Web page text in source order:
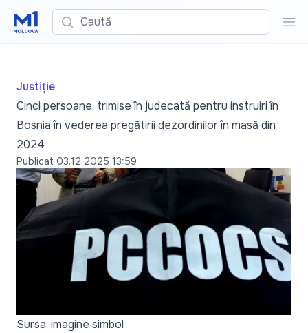
Caută
Justiție
Cinci persoane, trimise în judecată pentru instruiri în
Bosnia în vederea pregătirii dezordinilor în masă din
2024
Publicat 03.12.2025 13:59
Sursa: imagine simbol